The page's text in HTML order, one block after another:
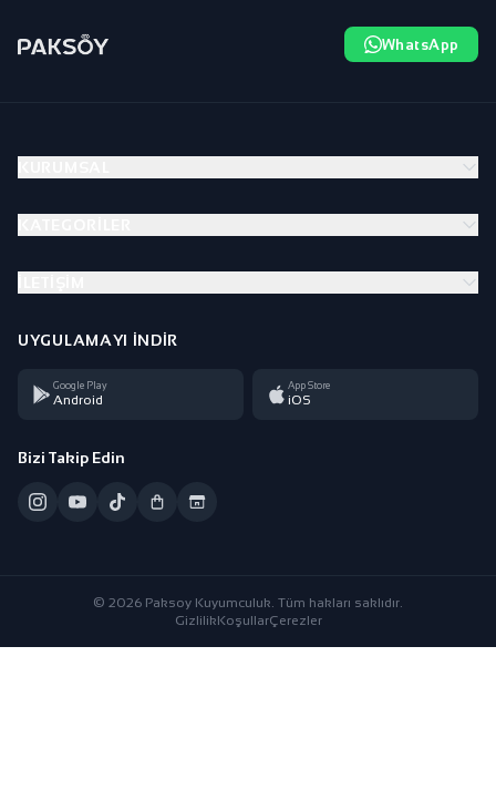
WhatsApp
UYGULAMAYI İNDIR
Google Play
Android
App Store
iOS
Bizi Takip Edin
© 2026 Paksoy Kuyumculuk. Tüm hakları saklıdır.
GizlilikKoşullarÇerezler